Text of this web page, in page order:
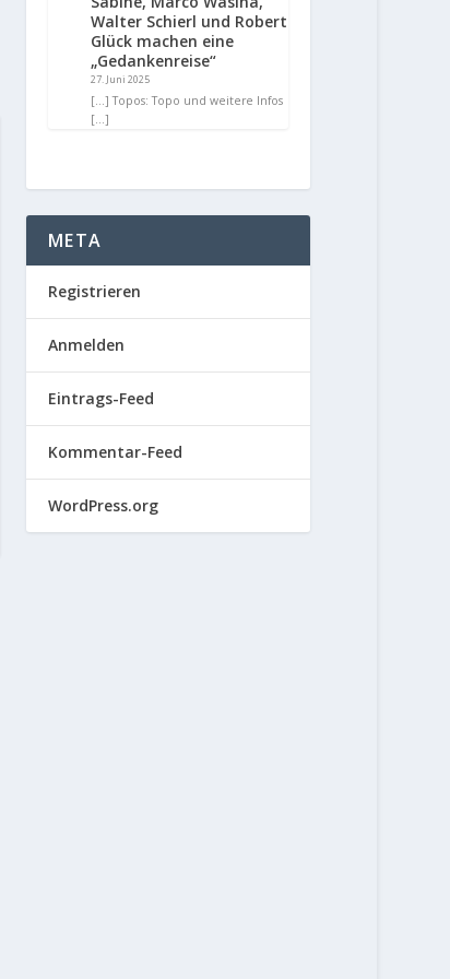
Walter Schierl und Robert
Glück machen eine
„Gedankenreise“
27. Juni 2025
[…] Topos: Topo und weitere Infos
[…]
META
Registrieren
Anmelden
Eintrags-Feed
Kommentar-Feed
WordPress.org